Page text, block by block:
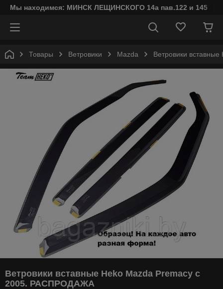
Мы находимся: МИНСК ЛЕЩИНСКОГО 14а пав.122 и 145
Товары Ветровики Mazda Ветровики
Ветровики вставные Heko Mazda Premacy с
2005. РАСПРОДАЖА